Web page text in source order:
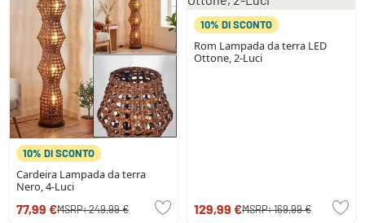
10% DI SCONTO
Cardeira Lampada da terra
Nero, 4-Luci
77,99 €MSRP:249,99 €
10% DI SCONTO
Rom Lampada da terra LED
Ottone, 2-Luci
129,99 €MSRP:169,99 €